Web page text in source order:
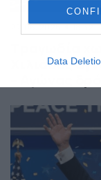
Data
27/06/2026 18:52
Χιλιάδες